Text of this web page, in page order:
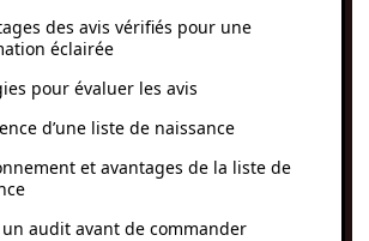
des avis vérifiés pour une
éclairée
pour évaluer les avis
d’une liste de naissance
et avantages de la liste de
audit avant de commander